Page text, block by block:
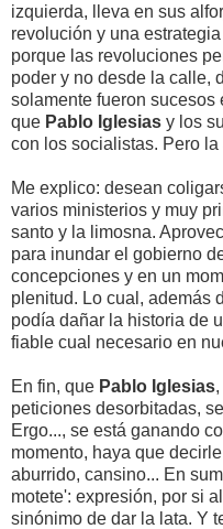
izquierda, lleva en sus
revolución y una
porque las revoluciones
poder y no desde la calle,
solamente fueron
que Pablo Iglesias y los
con los socialistas. Pero
Me explico: desean
varios ministerios y muy
santo y la limosna.
para inundar el gobierno
concepciones y en un
plenitud. Lo cual, además
podía dañar la historia de
fiable cual necesario en
En fin, que Pablo Iglesias
peticiones desorbitadas,
Ergo..., se está ganando
momento, haya que
aburrido, cansino... En
motete': expresión, por si
sinónimo de dar la lata. Y